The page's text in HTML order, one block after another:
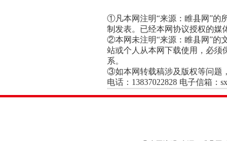
①凡本网注明“来源：睢县网”的
制发表。已经本网协议授权的媒
②本网未注明“来源：睢县网”的
站或个人从本网下载使用，必须
系。
③如本网转载稿涉及版权等问题
电话：13837022828 电子信箱：